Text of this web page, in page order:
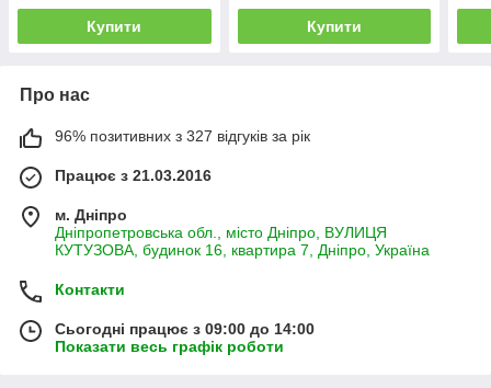
Купити Купити
Про нас
96% позитивних з 327 відгуків за рік
Працює з 21.03.2016
м. Дніпро
Дніпропетровська обл., місто Дніпро, ВУЛИЦЯ
КУТУЗОВА, будинок 16, квартира 7, Дніпро, Україна
Контакти
Сьогодні працює з 09:00 до 14:00
Показати весь графік роботи